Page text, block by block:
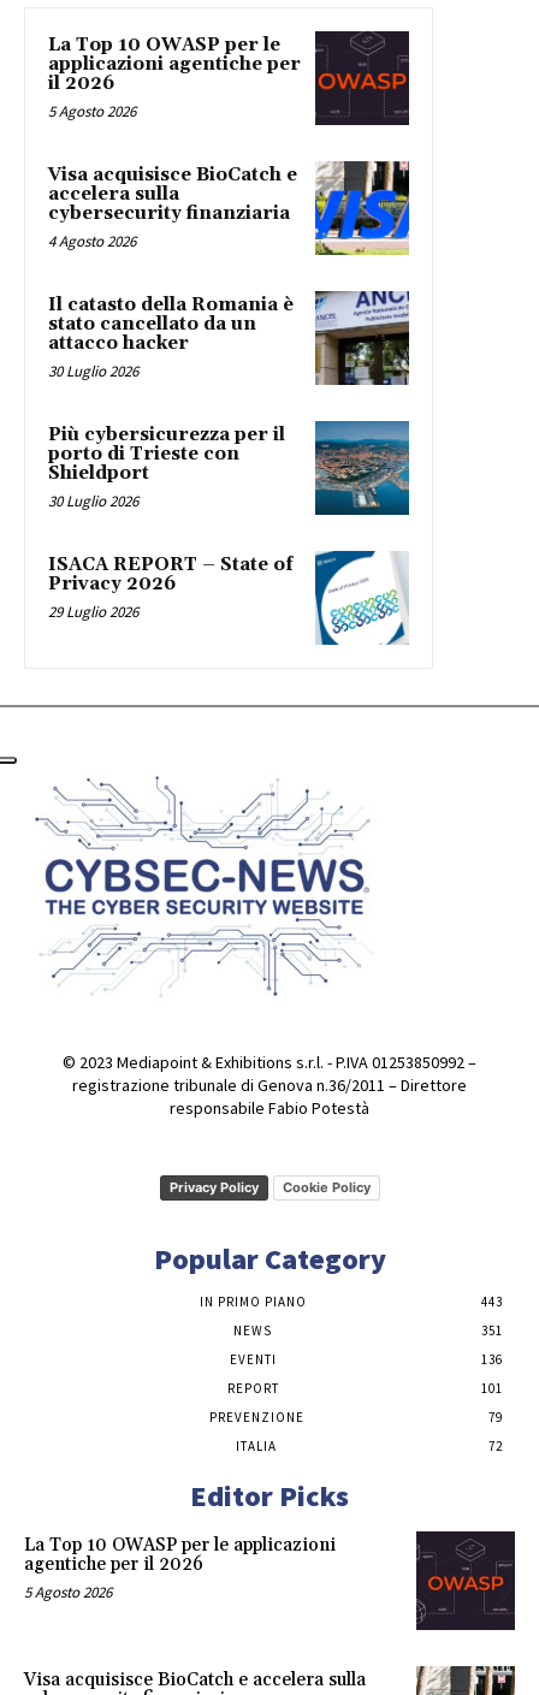
La Top 10 OWASP per le
applicazioni agentiche per
il 2026
5 Agosto 2026
Visa acquisisce BioCatch e
accelera sulla
cybersecurity finanziaria
4 Agosto 2026
Il catasto della Romania è
stato cancellato da un
attacco hacker
30 Luglio 2026
Più cybersicurezza per il
porto di Trieste con
Shieldport
30 Luglio 2026
ISACA REPORT – State of
Privacy 2026
29 Luglio 2026
© 2023 Mediapoint & Exhibitions s.r.l. - P.IVA 01253850992 –
registrazione tribunale di Genova n.36/2011 – Direttore
responsabile Fabio Potestà
Privacy Policy Cookie Policy
Popular Category
IN PRIMO PIANO
443
NEWS
351
EVENTI
136
REPORT
101
PREVENZIONE
79
ITALIA
72
Editor Picks
La Top 10 OWASP per le applicazioni
agentiche per il 2026
5 Agosto 2026
Visa acquisisce BioCatch e accelera sulla